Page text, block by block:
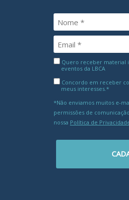
Quero receber material
eventos da LBCA
Concordo em receber
meus interesses.*
*Não enviamos muitos e-
permissões de
nossa Política de